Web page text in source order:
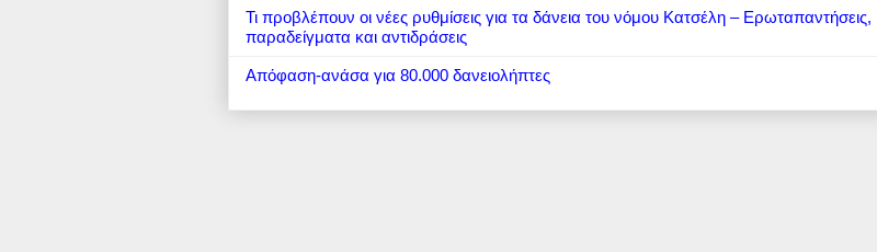
Τι προβλέπουν οι νέες ρυθμίσεις για τα δάνεια του νόμου Κατσέλη – Ερωταπαντήσεις,
παραδείγματα και αντιδράσεις
Απόφαση-ανάσα για 80.000 δανειολήπτες